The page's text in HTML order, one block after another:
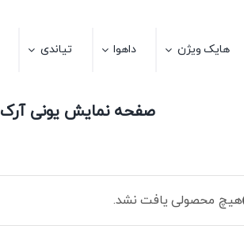
هایک ویژن داهوا تیاندی
صفحه نمایش یونی آرک
هیچ محصولی یافت نشد.